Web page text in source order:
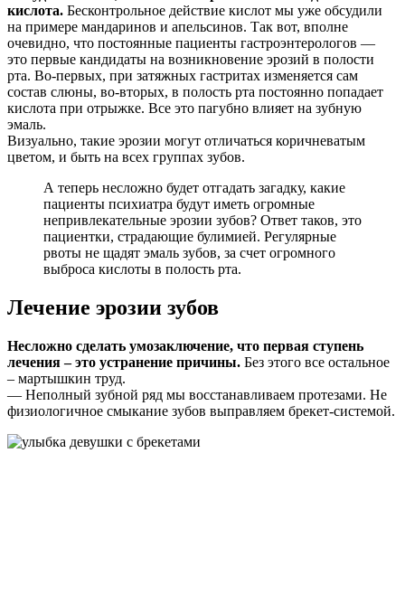
кислота. Бесконтрольное действие кислот мы уже обсудили
на примере мандаринов и апельсинов. Так вот, вполне
очевидно, что постоянные пациенты гастроэнтерологов —
это первые кандидаты на возникновение эрозий в полости
рта. Во-первых, при затяжных гастритах изменяется сам
состав слюны, во-вторых, в полость рта постоянно попадает
кислота при отрыжке. Все это пагубно влияет на зубную
эмаль.
Визуально, такие эрозии могут отличаться коричневатым
цветом, и быть на всех группах зубов.
А теперь несложно будет отгадать загадку, какие
пациенты психиатра будут иметь огромные
непривлекательные эрозии зубов? Ответ таков, это
пациентки, страдающие булимией. Регулярные
рвоты не щадят эмаль зубов, за счет огромного
выброса кислоты в полость рта.
Лечение эрозии зубов
Несложно сделать умозаключение, что первая ступень
лечения – это устранение причины. Без этого все остальное
– мартышкин труд.
— Неполный зубной ряд мы восстанавливаем протезами. Не
физиологичное смыкание зубов выправляем брекет-системой.